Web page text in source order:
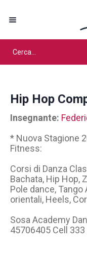
Hip Hop
Insegnante:
* Nuova Stagione
Fitness:
Corsi di Danza
Bachata, Hip Hop,
Pole dance, Tango
orientali, Heels,
Sosa Academy
45706405 Cell